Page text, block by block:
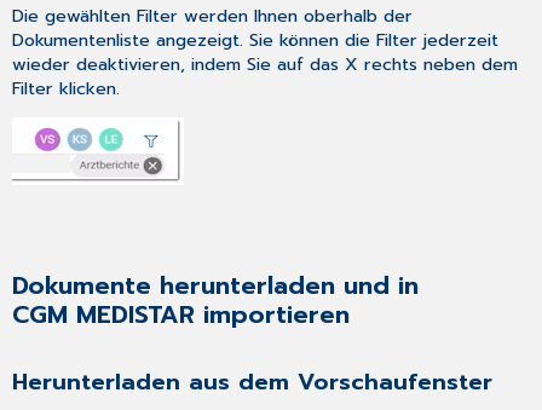
Die gewählten Filter werden Ihnen oberhalb der
Dokumentenliste angezeigt. Sie können die Filter jederzeit
wieder deaktivieren, indem Sie auf das X rechts neben dem
Filter klicken.
Dokumente herunterladen und in
CGM MEDISTAR importieren
Herunterladen aus dem Vorschaufenster